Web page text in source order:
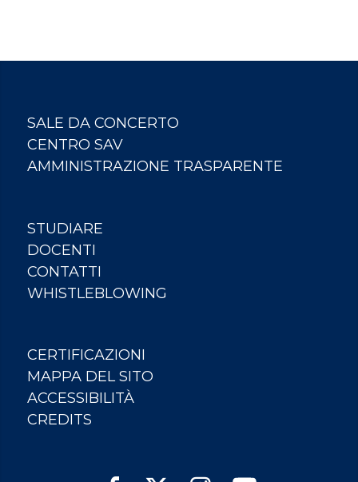
SALE DA CONCERTO
CENTRO SAV
AMMINISTRAZIONE TRASPARENTE
STUDIARE
DOCENTI
CONTATTI
WHISTLEBLOWING
CERTIFICAZIONI
MAPPA DEL SITO
ACCESSIBILITÀ
CREDITS